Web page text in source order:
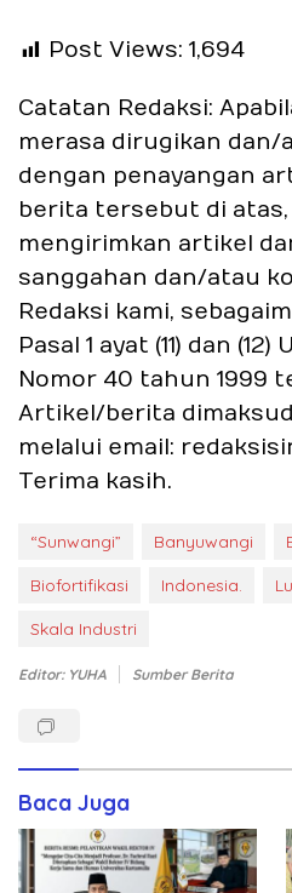
Post Views: 1,694
Catatan Redaksi:
merasa dirugikan dan/
dengan penayangan
berita tersebut di atas,
mengirimkan artikel
sanggahan dan/atau
Redaksi kami,
Pasal 1 ayat (11) dan
Nomor 40 tahun 1999
Artikel/berita
melalui email:
Terima kasih.
“Sunwangi” Banyuwangi
Biofortifikasi
Indonesia.
Skala Industri
Editor: YUHA Sumber Berita
Baca Juga